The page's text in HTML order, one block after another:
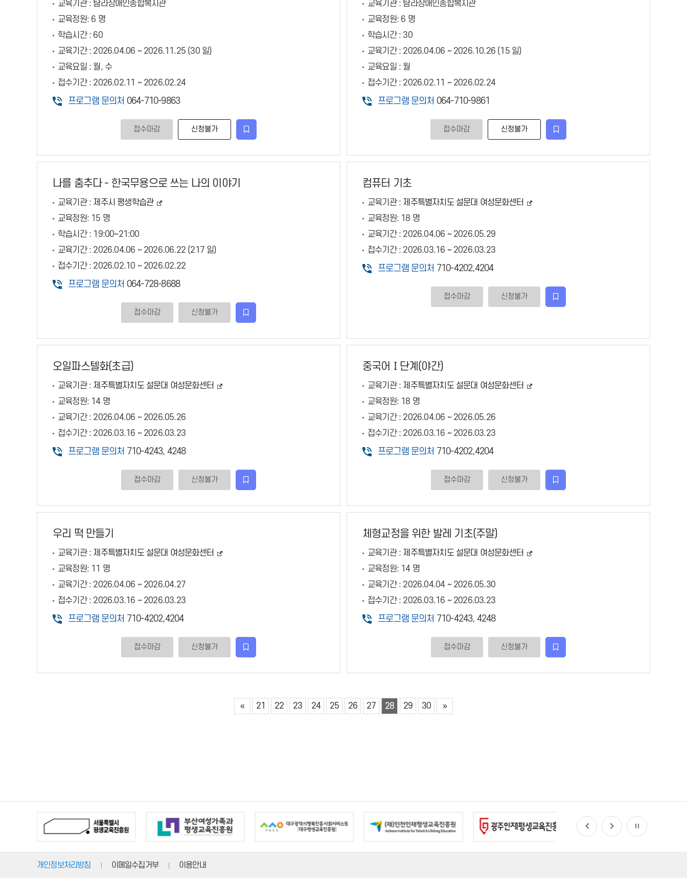
교육기관 : 탐라장애인종합복지관
교육정원: 6 명
학습시간 : 60
교육기간 : 2026.04.06 ~ 2026.11.25 (30 일)
교육요일 : 월, 수
접수기간 : 2026.02.11 ~ 2026.02.24
프로그램 문의처 064-710-9863
접수마감 신청불가
교육기관 : 탐라장애인종합복지관
교육정원: 6 명
학습시간 : 30
교육기간 : 2026.04.06 ~ 2026.10.26 (15 일)
교육요일 : 월
접수기간 : 2026.02.11 ~ 2026.02.24
프로그램 문의처 064-710-9861
접수마감 신청불가
나를 춤추다 - 한국무용으로 쓰는 나의 이야기
교육기관 : 제주시 평생학습관
교육정원: 15 명
학습시간 : 19:00~21:00
교육기간 : 2026.04.06 ~ 2026.06.22 (217 일)
접수기간 : 2026.02.10 ~ 2026.02.22
프로그램 문의처 064-728-8688
접수마감 신청불가
컴퓨터 기초
교육기관 : 제주특별자치도 설문대 여성문화센터
교육정원: 18 명
교육기간 : 2026.04.06 ~ 2026.05.29
접수기간 : 2026.03.16 ~ 2026.03.23
프로그램 문의처 710-4202,4204
접수마감 신청불가
오일파스텔화(초급)
교육기관 : 제주특별자치도 설문대 여성문화센터
교육정원: 14 명
교육기간 : 2026.04.06 ~ 2026.05.26
접수기간 : 2026.03.16 ~ 2026.03.23
프로그램 문의처 710-4243, 4248
접수마감 신청불가
중국어Ⅰ단계(야간)
교육기관 : 제주특별자치도 설문대 여성문화센터
교육정원: 18 명
교육기간 : 2026.04.06 ~ 2026.05.26
접수기간 : 2026.03.16 ~ 2026.03.23
프로그램 문의처 710-4202,4204
접수마감 신청불가
우리 떡 만들기
교육기관 : 제주특별자치도 설문대 여성문화센터
교육정원: 11 명
교육기간 : 2026.04.06 ~ 2026.04.27
접수기간 : 2026.03.16 ~ 2026.03.23
프로그램 문의처 710-4202,4204
접수마감 신청불가
체형교정을 위한 발레 기초(주말)
교육기관 : 제주특별자치도 설문대 여성문화센터
교육정원: 14 명
교육기간 : 2026.04.04 ~ 2026.05.30
접수기간 : 2026.03.16 ~ 2026.03.23
프로그램 문의처 710-4243, 4248
접수마감 신청불가
« 21 22 23 24 25 26 27 28 29 30 »
개인정보처리방침 이메일수집거부 이용안내